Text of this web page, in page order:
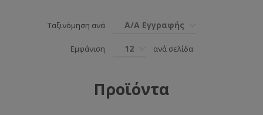
Ταξινόμηση ανά Α/Α Εγγραφής
Εμφάνιση 12 ανά σελίδα
Προϊόντα